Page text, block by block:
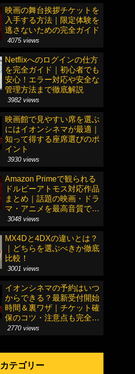
映画の舞台挨拶チケットを
入手する方法｜限定体験を
逃さないための完全ガイド
4075 views
Netflixへのログインの仕方
を完全ガイド｜初心者でも
安心！エラー対応や安全な
管理方法まで徹底解説
3982 views
映画館で見やすい席を選ぶ
にはイオンシネマが最適｜
知って得する座席選びのポ
イント
3930 views
Amazon Primeで観られる
ドルビーアトモス対応作品
まとめ｜話題の映画・ドラ
マ・アニメを最高音質で楽
しもう
3048 views
MX4Dと4DXの違いとは？
｜どちらを選ぶべきか徹底
比較！
3001 views
イオンシネマの予約はいつ
からできる？最新受付開始
時間＆裏ワザ｜チケット確
保のコツ・注意点も完全ガ
イド
2770 views
カテゴリー